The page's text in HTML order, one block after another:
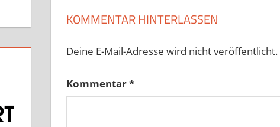
KOMMENTAR HINTERLASSEN
Deine E-Mail-Adresse wird nicht veröffentlicht.
Kommentar*